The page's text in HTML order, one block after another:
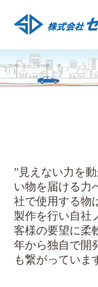
”見えない力を
い物を届ける力
社で使用する物
製作を行い自社
客様の要望に柔
年から独自で開
も繋がっていま